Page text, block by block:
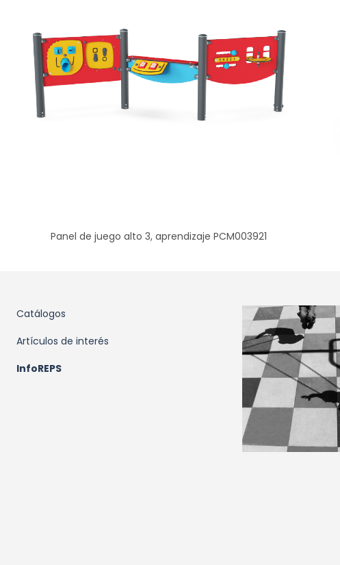
Panel de juego alto 3, aprendizaje PCM003921
Catálogos
Artículos de interés
InfoREPS